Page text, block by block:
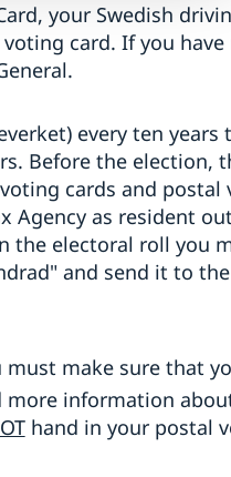
your Swedish
card. If you have
every ten years
Before the election,
cards and postal
Agency as resident
the electoral roll you
and send it to the
must make sure that
more information
hand in your postal